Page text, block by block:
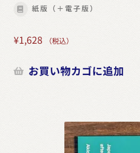
紙版（＋電子版）
¥1,628 （税込）
お買い物カゴに追加